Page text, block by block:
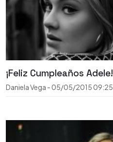
¡Feliz Cumpleaños Adele!
Daniela Vega - 05/05/2015 09:25